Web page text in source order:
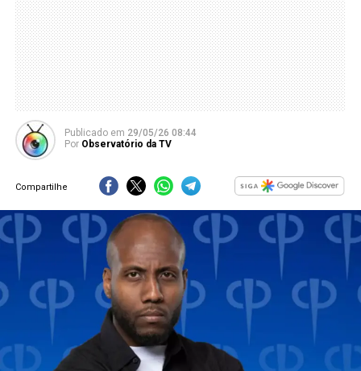
Publicado em 29/05/26 08:44
Por Observatório da TV
Compartilhe